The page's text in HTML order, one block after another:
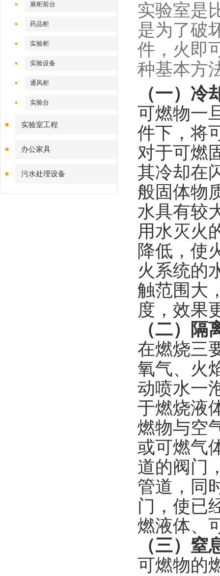
展柜前台
药品柜
实验柜
实验设备
通风柜
实验台
实验室工程
办公家具
污水处理设备
实验室是
是为了破
件，火即
种基本方
（一）冷
可燃物一
件下，将
对于可燃
其冷却在
般固体物
水具有较
用水灭火
降低，使
火系统的
触范围大
度，效果
（二）隔
在燃烧三
氧气、火
动喷水一
于燃烧液
燃物与空
或可燃气
道的阀门
管道，同
门，使已
燃液体、
（三）窒
可燃物的